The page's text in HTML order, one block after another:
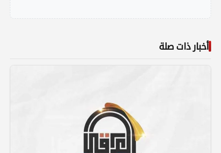
أخبار ذات صلة